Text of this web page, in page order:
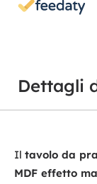
Dettagli
Il tavolo da
MDF effetto